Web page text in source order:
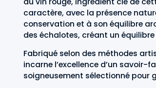
caractère, avec la présence
conservation et à son équilibre
des échalotes, créant un
Fabriqué selon des méthodes
incarne l’excellence d’un
soigneusement sélectionné